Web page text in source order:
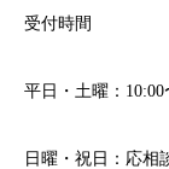
受付時間
平日・土曜：10:00
日曜・祝日：応相